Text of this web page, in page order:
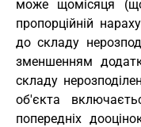
може щомісяця
пропорційній
до складу
зменшенням
складу
об'єкта
попередніх